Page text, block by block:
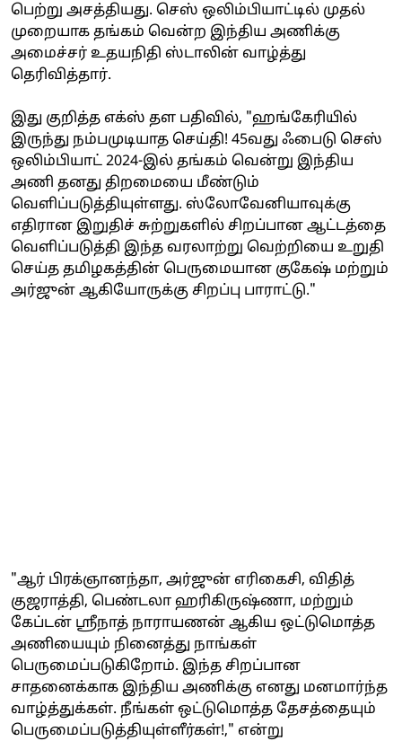
பெற்று அசத்தியது. செஸ் ஒலிம்பியாட்டில் முதல்
முறையாக தங்கம் வென்ற இந்திய அணிக்கு
அமைச்சர் உதயநிதி ஸ்டாலின் வாழ்த்து
தெரிவித்தார்.
இது குறித்த எக்ஸ் தள பதிவில், "ஹங்கேரியில்
இருந்து நம்பமுடியாத செய்தி! 45வது ஃபைடு செஸ்
ஒலிம்பியாட் 2024-இல் தங்கம் வென்று இந்திய
அணி தனது திறமையை மீண்டும்
வெளிப்படுத்தியுள்ளது. ஸ்லோவேனியாவுக்கு
எதிரான இறுதிச் சுற்றுகளில் சிறப்பான ஆட்டத்தை
வெளிப்படுத்தி இந்த வரலாற்று வெற்றியை உறுதி
செய்த தமிழகத்தின் பெருமையான குகேஷ் மற்றும்
அர்ஜுன் ஆகியோருக்கு சிறப்பு பாராட்டு."
"ஆர் பிரக்ஞானந்தா, அர்ஜுன் எரிகைசி, விதித்
குஜராத்தி, பெண்டலா ஹரிகிருஷ்ணா, மற்றும்
கேப்டன் ஸ்ரீநாத் நாராயணன் ஆகிய ஒட்டுமொத்த
அணியையும் நினைத்து நாங்கள்
பெருமைப்படுகிறோம். இந்த சிறப்பான
சாதனைக்காக இந்திய அணிக்கு எனது மனமார்ந்த
வாழ்த்துக்கள். நீங்கள் ஒட்டுமொத்த தேசத்தையும்
பெருமைப்படுத்தியுள்ளீர்கள்!," என்று